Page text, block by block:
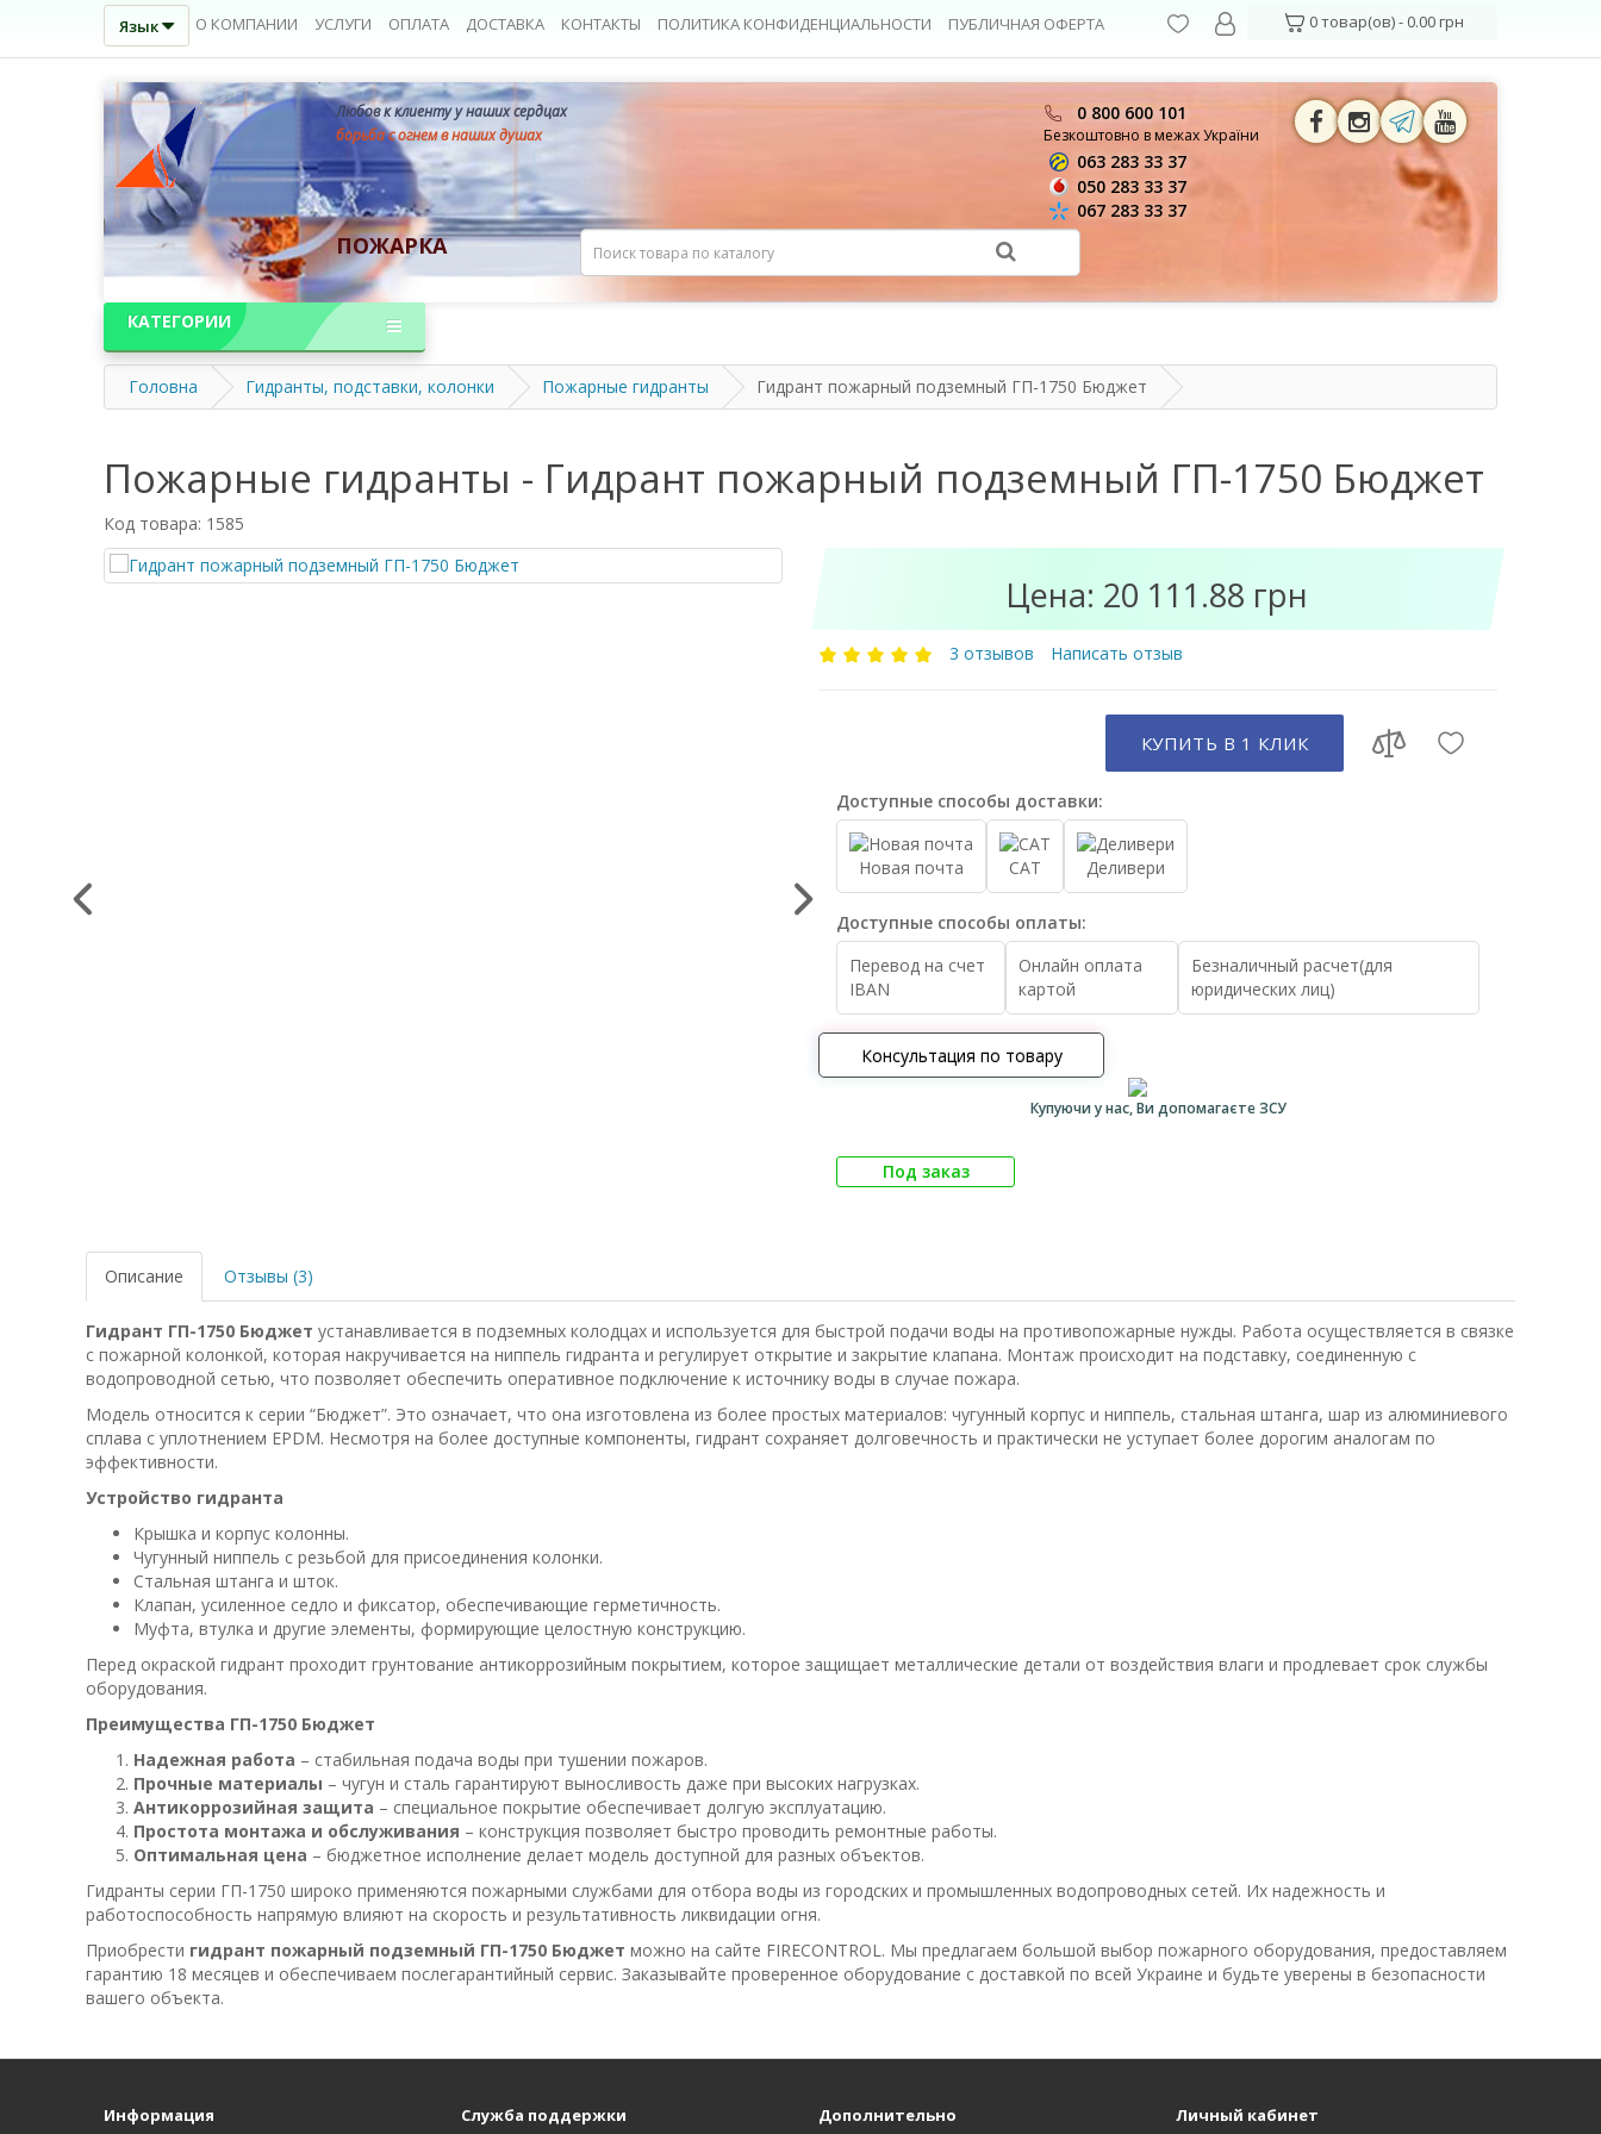
Язык О КОМПАНИИ УСЛУГИ ОПЛАТА ДОСТАВКА КОНТАКТЫ ПОЛИТИКА КОНФИДЕНЦИАЛЬНОСТИ ПУБЛИЧНАЯ ОФЕРТА 0 товар(ов) - 0.00 грн
Любов к клиенту у наших сердцах
борьба с огнем в наших душах
ПОЖАРКА
0 800 600 101
Безкоштовно в межах України
063 283 33 37
050 283 33 37
067 283 33 37
КАТЕГОРИИ
Головна Гидранты, подставки, колонки Пожарные гидранты Гидрант пожарный подземный ГП-1750 Бюджет
Пожарные гидранты - Гидрант пожарный подземный ГП-1750 Бюджет
Код товара: 1585
Цена: 20 111.88 грн
3 отзывов Написать отзыв
КУПИТЬ В 1 КЛИК
Доступные способы доставки:
Новая почта САТ Деливери
Доступные способы оплаты:
Перевод на счет
IBAN
Онлайн оплата
картой
Безналичный расчет(для
юридических лиц)
Консультация по товару
Купуючи у нас, Ви допомагаєте ЗСУ
Под заказ
Описание Отзывы (3)
Гидрант ГП-1750 Бюджет устанавливается в подземных колодцах и используется для быстрой подачи воды на противопожарные нужды. Работа осуществляется в связке
с пожарной колонкой, которая накручивается на ниппель гидранта и регулирует открытие и закрытие клапана. Монтаж происходит на подставку, соединенную с
водопроводной сетью, что позволяет обеспечить оперативное подключение к источнику воды в случае пожара.
Модель относится к серии “Бюджет”. Это означает, что она изготовлена из более простых материалов: чугунный корпус и ниппель, стальная штанга, шар из алюминиевого
сплава с уплотнением EPDM. Несмотря на более доступные компоненты, гидрант сохраняет долговечность и практически не уступает более дорогим аналогам по
эффективности.
Устройство гидранта
Крышка и корпус колонны.
Чугунный ниппель с резьбой для присоединения колонки.
Стальная штанга и шток.
Клапан, усиленное седло и фиксатор, обеспечивающие герметичность.
Муфта, втулка и другие элементы, формирующие целостную конструкцию.
Перед окраской гидрант проходит грунтование антикоррозийным покрытием, которое защищает металлические детали от воздействия влаги и продлевает срок службы
оборудования.
Преимущества ГП-1750 Бюджет
Надежная работа – стабильная подача воды при тушении пожаров.
Прочные материалы – чугун и сталь гарантируют выносливость даже при высоких нагрузках.
Антикоррозийная защита – специальное покрытие обеспечивает долгую эксплуатацию.
Простота монтажа и обслуживания – конструкция позволяет быстро проводить ремонтные работы.
Оптимальная цена – бюджетное исполнение делает модель доступной для разных объектов.
Гидранты серии ГП-1750 широко применяются пожарными службами для отбора воды из городских и промышленных водопроводных сетей. Их надежность и
работоспособность напрямую влияют на скорость и результативность ликвидации огня.
Приобрести гидрант пожарный подземный ГП-1750 Бюджет можно на сайте FIRECONTROL. Мы предлагаем большой выбор пожарного оборудования, предоставляем
гарантию 18 месяцев и обеспечиваем послегарантийный сервис. Заказывайте проверенное оборудование с доставкой по всей Украине и будьте уверены в безопасности
вашего объекта.
Информация Служба поддержки Дополнительно Личный кабинет